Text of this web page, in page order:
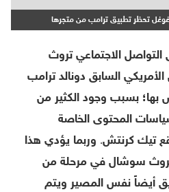
تحظر تطبيق ترامب من متجرها
الاجتماعي تروث
السابق دونالد ترامب
بها؛ بسبب وجود الكثير من
المحتوى الخاصة
تيك كرنتش. وربما يؤدي هذا
تروث سوشال في مرحلة من
أيضاً نفس المصير ويتم